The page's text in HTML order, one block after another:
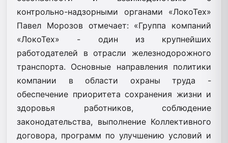
контрольно-надзорными органами «ЛокоТех»
Павел Морозов отмечает: «Группа компаний
«ЛокоТех» - один из крупнейших
работодателей в отрасли железнодорожного
транспорта. Основные направления политики
компании в области охраны труда -
обеспечение приоритета сохранения жизни и
здоровья работников, соблюдение
законодательства, выполнение Коллективного
договора, программ по улучшению условий и